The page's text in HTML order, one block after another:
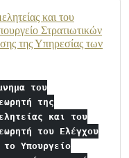
και του
Στρατιωτικών
της Υπηρεσίας των
του
της
και του
του Ελέγχου
το Υπουργείο